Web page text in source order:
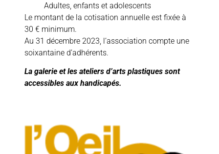
Adultes, enfants et adolescents
Le montant de la cotisation annuelle est fixée à
30 € minimum.
Au 31 décembre 2023, l’association compte une
soixantaine d’adhérents.
La galerie et les ateliers d’arts plastiques sont
accessibles aux handicapés.